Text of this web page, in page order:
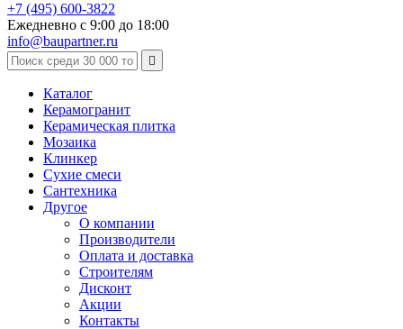
+7 (495) 600-3822
Ежедневно с 9:00 до 18:00
info@baupartner.ru

Каталог
Керамогранит
Керамическая плитка
Мозаика
Клинкер
Сухие смеси
Сантехника
Другое
О компании
Производители
Оплата и доставка
Строителям
Дисконт
Акции
Контакты